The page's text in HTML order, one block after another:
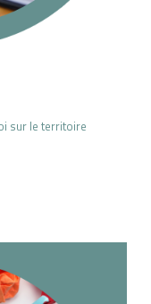
sur le territoire